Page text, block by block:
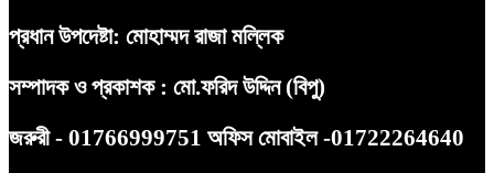
প্রধান উপদেষ্টা: মোহাম্মদ রাজা মল্লিক
সম্পাদক ও প্রকাশক : মো.ফরিদ উদ্দিন (বিপু)
জরুরী - 01766999751 অফিস মোবাইল -01722264640